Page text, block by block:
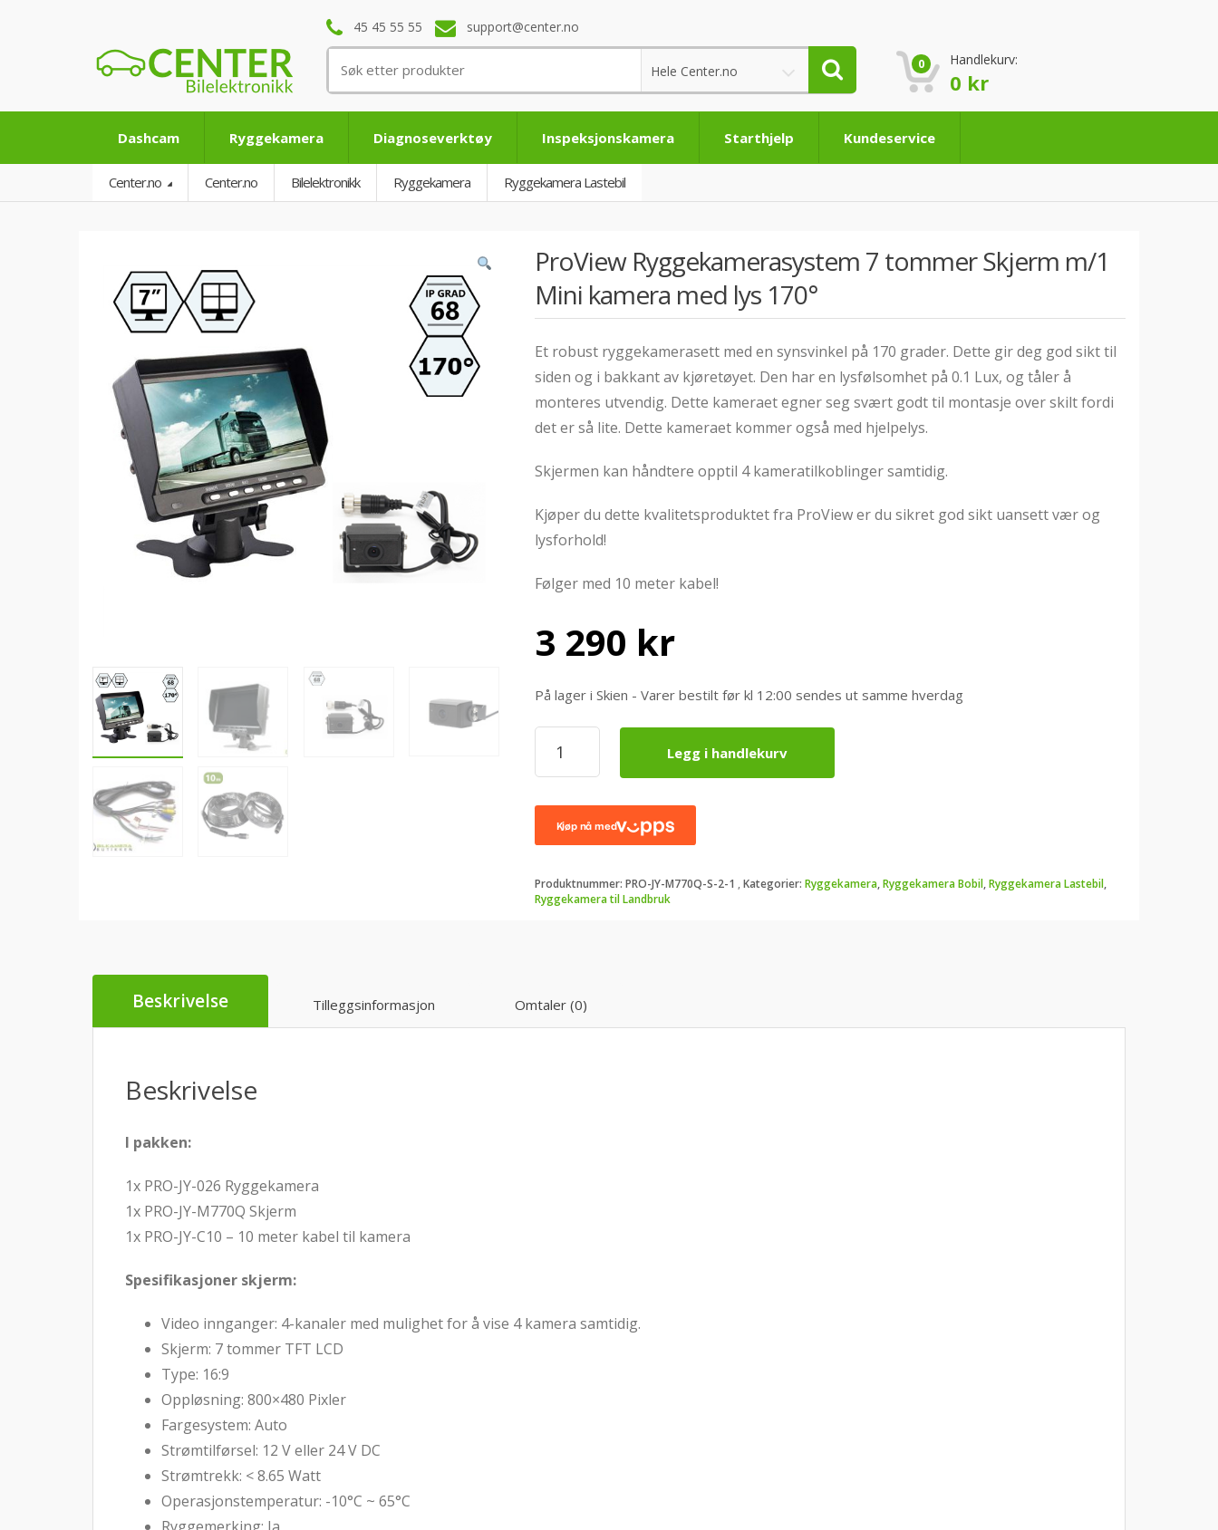
45 45 55 55 support@center.no
etter:
Hele Center.no 0 Handlekurv:
0 kr
Dashcam Ryggekamera Diagnoseverktøy Inspeksjonskamera Starthjelp Kundeservice
Center.no Center.no Bilelektronikk Ryggekamera Ryggekamera Lastebil
ProView Ryggekamerasystem 7 tommer Skjerm m/1
Mini kamera med lys 170°
Et robust ryggekamerasett med en synsvinkel på 170 grader. Dette gir deg god sikt til
siden og i bakkant av kjøretøyet. Den har en lysfølsomhet på 0.1 Lux, og tåler å
monteres utvendig. Dette kameraet egner seg svært godt til montasje over skilt fordi
det er så lite. Dette kameraet kommer også med hjelpelys.
Skjermen kan håndtere opptil 4 kameratilkoblinger samtidig.
Kjøper du dette kvalitetsproduktet fra ProView er du sikret god sikt uansett vær og
lysforhold!
Følger med 10 meter kabel!
3 290 kr
På lager i Skien - Varer bestilt før kl 12:00 sendes ut samme hverdag
ProView
Ryggekamerasystem
7
Skjerm
m/1
Mini
med
lys
Legg i handlekurv
Produktnummer: PRO-JY-M770Q-S-2-1 Kategorier: Ryggekamera,Ryggekamera Bobil,Ryggekamera Lastebil,
Ryggekamera til Landbruk
Beskrivelse Tilleggsinformasjon Omtaler (0)
Beskrivelse
I pakken:
1x PRO-JY-026 Ryggekamera
1x PRO-JY-M770Q Skjerm
1x PRO-JY-C10 – 10 meter kabel til kamera
Spesifikasjoner skjerm:
Video innganger: 4-kanaler med mulighet for å vise 4 kamera samtidig.
Skjerm: 7 tommer TFT LCD
Type: 16:9
Oppløsning: 800×480 Pixler
Fargesystem: Auto
Strømtilførsel: 12 V eller 24 V DC
Strømtrekk: < 8.65 Watt
Operasjonstemperatur: -10°C ~ 65°C